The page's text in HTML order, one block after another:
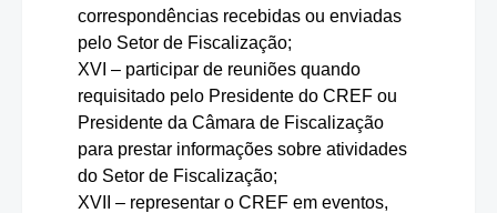
correspondências recebidas ou enviadas
pelo Setor de Fiscalização;
XVI – participar de reuniões quando
requisitado pelo Presidente do CREF ou
Presidente da Câmara de Fiscalização
para prestar informações sobre atividades
do Setor de Fiscalização;
XVII – representar o CREF em eventos,